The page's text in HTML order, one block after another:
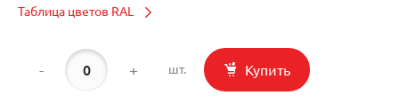
Таблица цветов RAL
- + шт. Купить